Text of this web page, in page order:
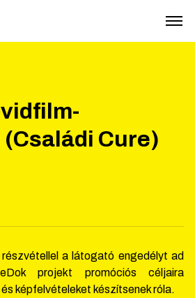
Cure)
a látogató engedélyt ad
projekt promóciós céljaira
képfelvételeket készítsenek róla.